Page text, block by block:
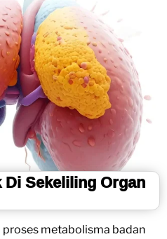
Sekeliling Organ
metabolisma badan